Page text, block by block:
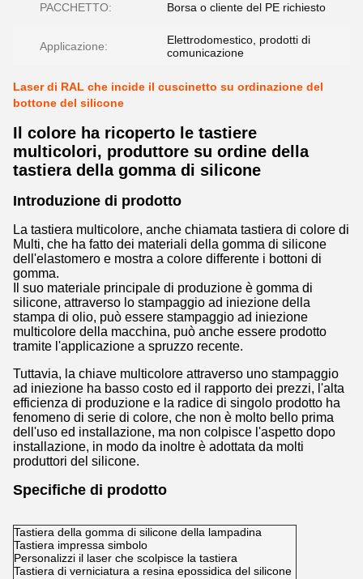
PACCHETTO: Borsa o cliente del PE richiesto
Applicazione:
Elettrodomestico, prodotti di
comunicazione
Laser di RAL che incide il cuscinetto su ordinazione del
bottone del silicone
Il colore ha ricoperto le tastiere
multicolori, produttore su ordine della
tastiera della gomma di silicone
Introduzione di prodotto
La tastiera multicolore, anche chiamata tastiera di colore di
Multi, che ha fatto dei materiali della gomma di silicone
dell'elastomero e mostra a colore differente i bottoni di
gomma.
Il suo materiale principale di produzione è gomma di
silicone, attraverso lo stampaggio ad iniezione della
stampa di olio, può essere stampaggio ad iniezione
multicolore della macchina, può anche essere prodotto
tramite l'applicazione a spruzzo recente.
Tuttavia, la chiave multicolore attraverso uno stampaggio
ad iniezione ha basso costo ed il rapporto dei prezzi, l'alta
efficienza di produzione e la radice di singolo prodotto ha
fenomeno di serie di colore, che non è molto bello prima
dell'uso ed installazione, ma non colpisce l'aspetto dopo
installazione, in modo da inoltre è adottata da molti
produttori del silicone.
Specifiche di prodotto
Tastiera della gomma di silicone della lampadina
Tastiera impressa simbolo
Personalizzi il laser che scolpisce la tastiera
Tastiera di verniciatura a resina epossidica del silicone